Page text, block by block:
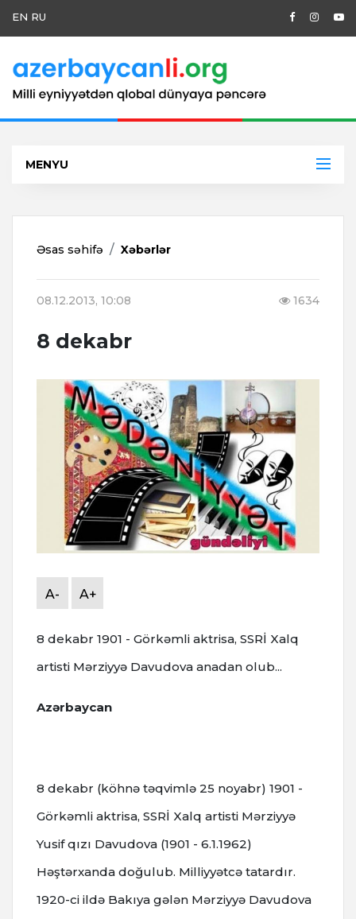
EN RU
MENYU
Əsas səhifə Xəbərlər
08.12.2013, 10:08 1634
8 dekabr
A- A+
8 dekabr 1901 - Görkəmli aktrisa, SSRİ Xalq
artisti Mərziyyə Davudova anadan olub...
Azərbaycan
8 dekabr (köhnə təqvimlə 25 noyabr) 1901 -
Görkəmli aktrisa, SSRİ Xalq artisti Mərziyyə
Yusif qızı Davudova (1901 - 6.1.1962)
Həştərxanda doğulub. Milliyyətcə tatardır.
1920-ci ildə Bakıya gələn Mərziyyə Davudova